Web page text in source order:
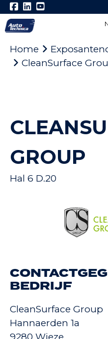
Home
CleanSurface
GROUP
Hal 6 D.20
BEDRIJF
CleanSurface Group
Hannaerden 1a